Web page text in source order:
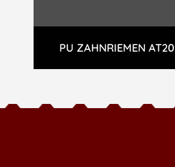
PU ZAHNRIEMEN AT20